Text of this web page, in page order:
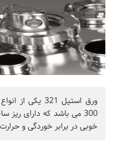
ورق استیل 321
300 می باشد که دارای
خوبی در برابر خوردگی و